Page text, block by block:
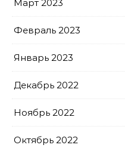
Март 2023
Февраль 2023
Январь 2023
Декабрь 2022
Ноябрь 2022
Октябрь 2022